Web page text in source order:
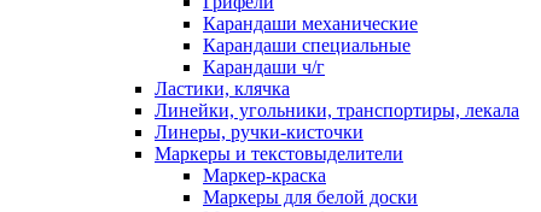
Карандаши механические
Карандаши специальные
Карандаши ч/г
Ластики, клячка
Линейки, угольники, транспортиры, лекала
Линеры, ручки-кисточки
Маркеры и текстовыделители
Маркер-краска
Маркеры для белой доски